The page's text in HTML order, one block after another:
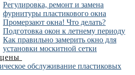
Регулировка, ремонт и замена
фурнитуры пластикового окна
Промерзают окна! Что делать?
Подготовка окон к летнему периоду
Как правильно замерить окно для
установки москитной сетки
обслуживание пластиковых